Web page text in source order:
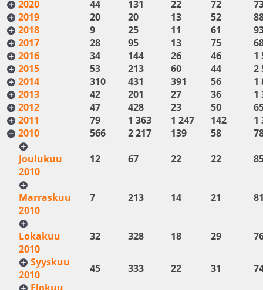
2020 44 131 22 72
2019
20 20 13 52
2018
9 25 11 61
2017
28 95 13 75
2016
34 144 26 46
1
2015
53 213 60 44
2
2014
310 431 391 56
1
2013
42 201 27 36
1
2012
47 428 23 50
2011
79 1 363 1 247 142
1
2010
566 2 217 139 58
Joulukuu
2010
12 67 22 22
Marraskuu
2010
7 213 14 21
Lokakuu
2010
32 328 18 29
Syyskuu
2010
45 333 22 31
Elokuu